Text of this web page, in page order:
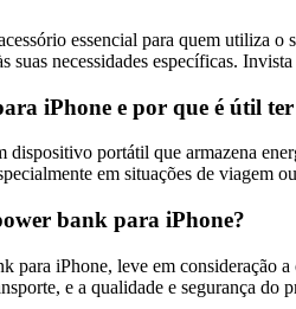
essencial para quem utiliza
suas necessidades específicas.
iPhone e por que é útil
portátil que armazena
em situações de viagem
bank para iPhone?
para iPhone, leve em consideração
e a qualidade e segurança do